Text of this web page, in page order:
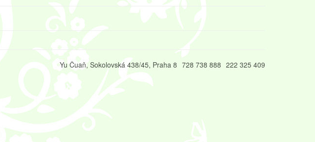
Yu Čuaň, Sokolovská 438/45, Praha 8 728 738 888 222 325 409